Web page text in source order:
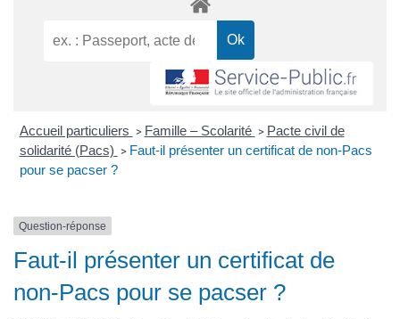
Accueil particuliers > Famille – Scolarité > Pacte civil de
solidarité (Pacs) > Faut-il présenter un certificat de non-Pacs
pour se pacser ?
Question-réponse
Faut-il présenter un certificat de
non-Pacs pour se pacser ?